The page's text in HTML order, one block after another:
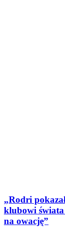
„Rodri
klubowi świata
na owację”